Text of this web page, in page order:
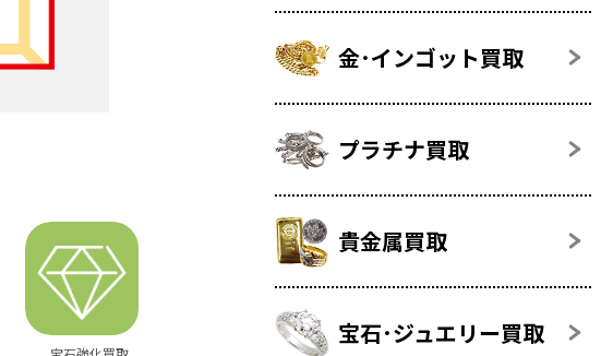
金･インゴット買取
プラチナ買取
貴金属買取
宝石･ジュエリー買取